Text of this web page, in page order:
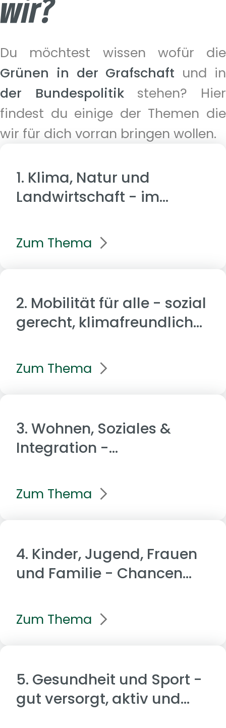
wir?
Du möchtest wissen wofür die
Grünen in der Grafschaft und in
der Bundespolitikstehen? Hier
findest du einige der Themen die
wir für dich vorran bringen wollen.
1. Klima, Natur und
Landwirtschaft - im
Zum Thema
2. Mobilität für alle - sozial
gerecht, klimafreundlich
Zum Thema
3. Wohnen, Soziales &
Integration -
Zukunft gestalten
Zum Thema
4. Kinder, Jugend, Frauen
und Familie - Chancen
stärken
Zum Thema
5. Gesundheit und Sport -
gut versorgt, aktiv und